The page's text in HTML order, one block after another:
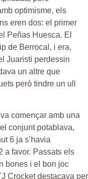
optimisme, els
eren dos: el primer
Peñas Huesca. El
de Berrocal , i era,
Juaristi perdessin
un altre que
però tindre un ull
començar amb una
conjunt potablava,
6 ja s’havia
a favor. Passats els
bones i el bon joc
Crocketdestacava per